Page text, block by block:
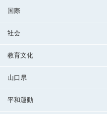
国際
社会
教育文化
山口県
平和運動